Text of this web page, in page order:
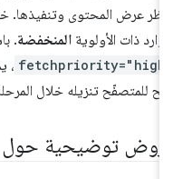
عرض المحتوى وتنفيذها. خلال
ذات الأولويةالمنخفضة.
،
للمتصفّح تنزيله خلال المرحلة
توضيحية حول